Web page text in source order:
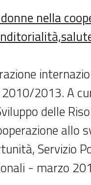
nella
2013. A
delle
allo
Servizio
- marzo